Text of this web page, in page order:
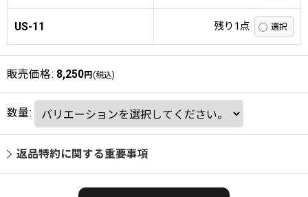
US-11 残り1点
販売価格: 8,250円 (税込)
数量:
返品特約に関する重要事項